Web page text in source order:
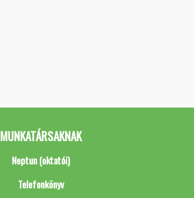
MUNKATÁRSAKNAK
Neptun (oktatói)
Telefonkönyv